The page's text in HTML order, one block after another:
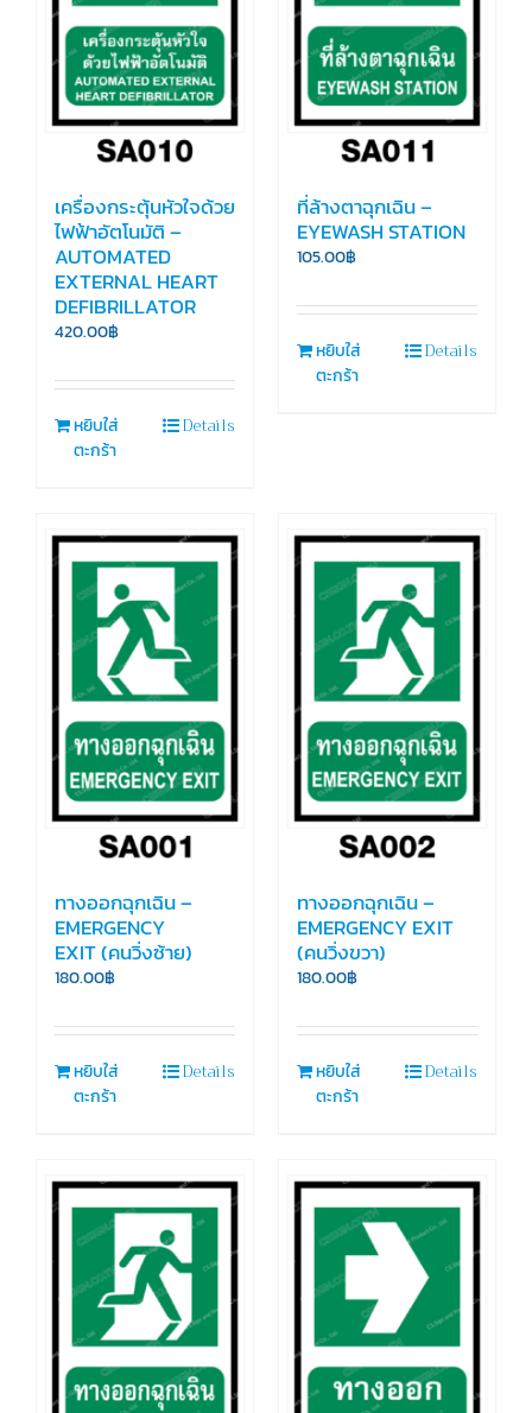
เครื่องกระตุ้นหัวใจด้วย
ไฟฟ้าอัตโนมัติ –
AUTOMATED
EXTERNAL HEART
DEFIBRILLATOR
420.00฿
หยิบใส่
ตะกร้า
Details
ที่ล้างตาฉุกเฉิน –
EYEWASH STATION
105.00฿
หยิบใส่
ตะกร้า
Details
ทางออกฉุกเฉิน –
EMERGENCY
EXIT (คนวิ่งซ้าย)
180.00฿
หยิบใส่
ตะกร้า
Details
ทางออกฉุกเฉิน –
EMERGENCY EXIT
(คนวิ่งขวา)
180.00฿
หยิบใส่
ตะกร้า
Details